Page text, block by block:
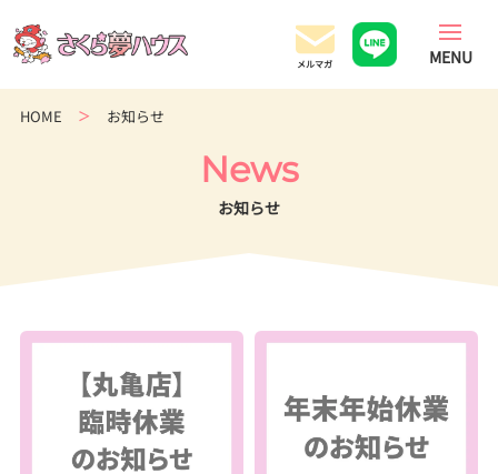
の
専
HOME お知らせ
News
お知らせ